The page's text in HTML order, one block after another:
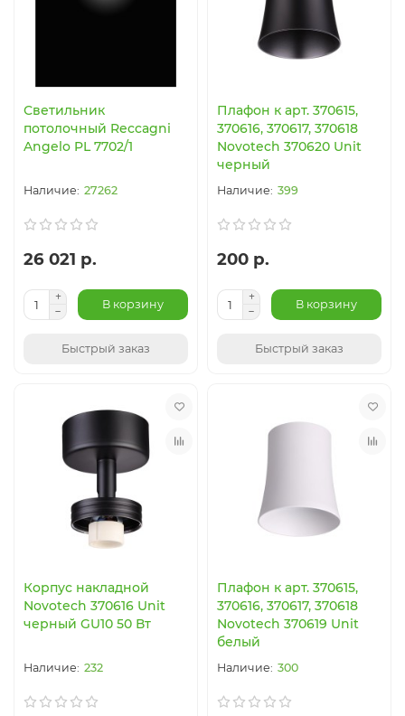
Светильник
потолочный Reccagni
Angelo PL 7702/1
27262
26 021 р.
В корзину
Быстрый заказ
Плафон к арт. 370615,
370616, 370617, 370618
Novotech 370620 Unit
черный
399
200 р.
В корзину
Быстрый заказ
Корпус накладной
Novotech 370616 Unit
черный GU10 50 Вт
232
Плафон к арт. 370615,
370616, 370617, 370618
Novotech 370619 Unit
белый
300